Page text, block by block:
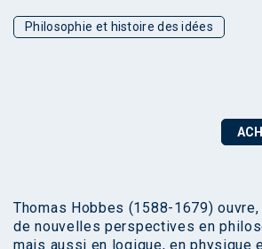
Philosophie et histoire des idées
Thomas Hobbes (1588-1679)
de nouvelles perspectives en
mais aussi en logique, en physique